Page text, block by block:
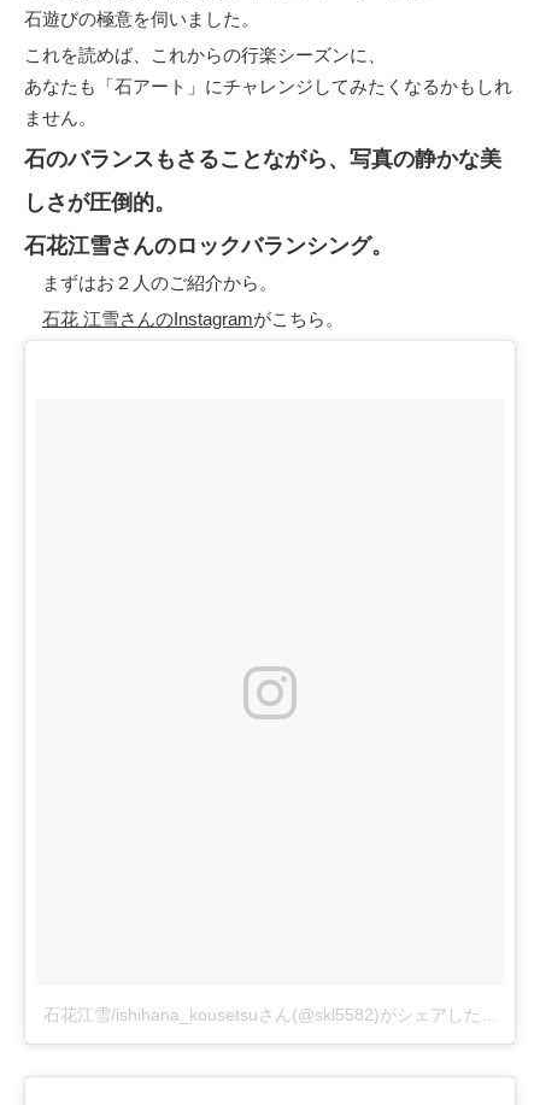
石遊びの極意を伺いました。
これを読めば、これからの行楽シーズンに、
あなたも「石アート」にチャレンジしてみたくなるかもしれ
ません。
石のバランスもさることながら、写真の静かな美
しさが圧倒的。
石花江雪さんのロックバランシング。
まずはお２人のご紹介から。
石花 江雪さんのInstagramがこちら。
石花江雪/ishihana_kousetsuさん(@skl5582)がシェアした投稿